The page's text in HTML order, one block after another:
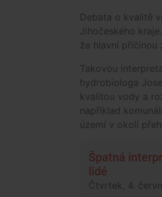
Debata o kvalitě
Jihočeského
že hlavní příčinou
Takovou
hydrobiologa
kvalitou vody a
například
území v okolí
Špatná
lidé
Čtvrtek, 4.